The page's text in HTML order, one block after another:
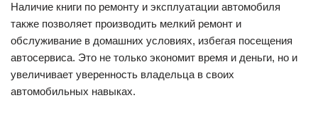
Наличие книги по ремонту и эксплуатации автомобиля
также позволяет производить мелкий ремонт и
обслуживание в домашних условиях, избегая посещения
автосервиса. Это не только экономит время и деньги, но и
увеличивает уверенность владельца в своих
автомобильных навыках.